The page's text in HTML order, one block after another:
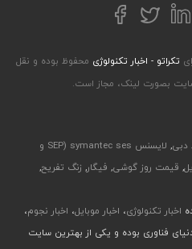
لینکداینتوییترفیسبوک
تکراتو - اخبار تکنولوژی محفوظ بوده و نقل
بصورت لینک، مجاز است.
دبی,
لایسنس symantec ses (SEP و
, قیمت روز گوشی, فیگار, زنگ تفریح,
اخبار تکنولوژی، اخبار موبایل، اخبار نجوم،
فناوری بوده و یکی از بهترین سایت